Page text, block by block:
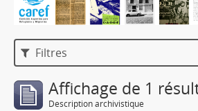
Filtres
Affichage de 1
Description archivistique